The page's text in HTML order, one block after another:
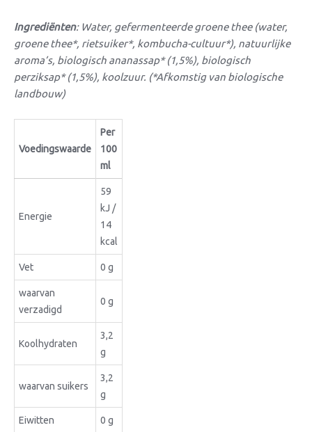
Ingrediënten: Water, gefermenteerde groene thee (water,
groene thee*, rietsuiker*, kombucha-cultuur*), natuurlijke
aroma’s, biologisch ananassap* (1,5%), biologisch
perziksap* (1,5%), koolzuur. (*Afkomstig van biologische
landbouw)
Voedingswaarde
Per
100
ml
Energie
59
kJ /
14
kcal
Vet 0 g
waarvan
verzadigd
0 g
Koolhydraten
3,2
g
waarvan suikers
3,2
g
Eiwitten 0 g